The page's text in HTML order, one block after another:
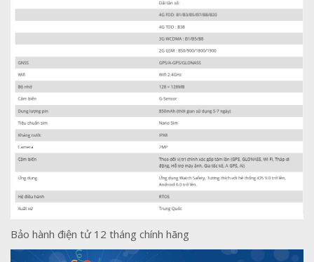
Bảo hành điện tử 12 tháng chính hãng